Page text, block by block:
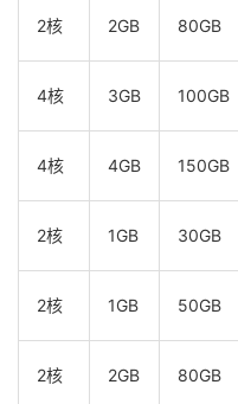
2核 2GB 80GB
4核 3GB 100GB
4核 4GB 150GB
2核 1GB 30GB
2核 1GB 50GB
2核 2GB 80GB